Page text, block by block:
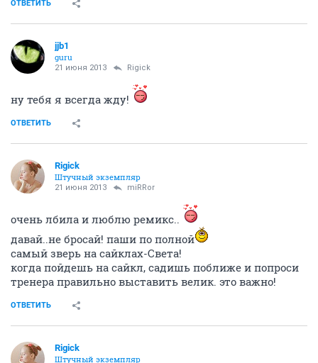
ОТВЕТИТЬ
jjb1
guru
21 июня 2013 Rigick
ну тебя я всегда жду!
ОТВЕТИТЬ
Rigick
Штучный экземпляр
21 июня 2013 miRRor
очень лбила и люблю ремикс..
давай..не бросай! паши по полной
самый зверь на сайклах-Света!
когда пойдешь на сайкл, садишь поближе и попроси
тренера правильно выставить велик. это важно!
ОТВЕТИТЬ
Rigick
Штучный экземпляр